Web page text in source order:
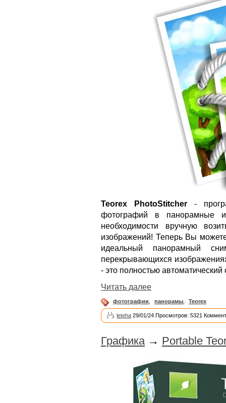
Teorex PhotoStitcher -
фотографий в панорамные
необходимости вручную
изображений! Теперь Вы
идеальный панорамный
перекрывающихся
- это полностью
Читать далее
фотографии, панорамы, Teorex
leteha 29/01/24 Просмотров: 5321
Графика → Portable